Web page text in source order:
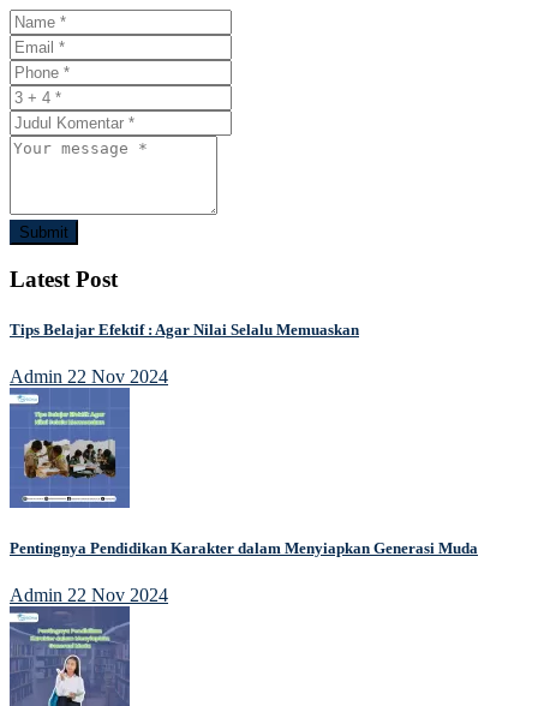
Submit
Latest Post
Tips Belajar Efektif : Agar Nilai Selalu Memuaskan
Admin 22 Nov 2024
Pentingnya Pendidikan Karakter dalam Menyiapkan Generasi Muda
Admin 22 Nov 2024